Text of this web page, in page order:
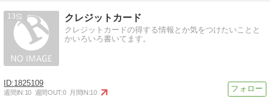
13 クレジットカード
クレジットカードの得する情報とか気をつけたいことと
かいろいろ書いてます。
1825109
週間IN:10 週間OUT:0 月間IN:10